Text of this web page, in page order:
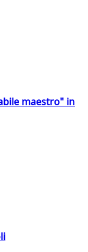
maestro" in